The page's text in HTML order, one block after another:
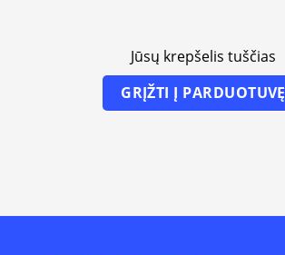
Jūsų krepšelis tuščias
GRĮŽTI Į PARDUOTUVĘ